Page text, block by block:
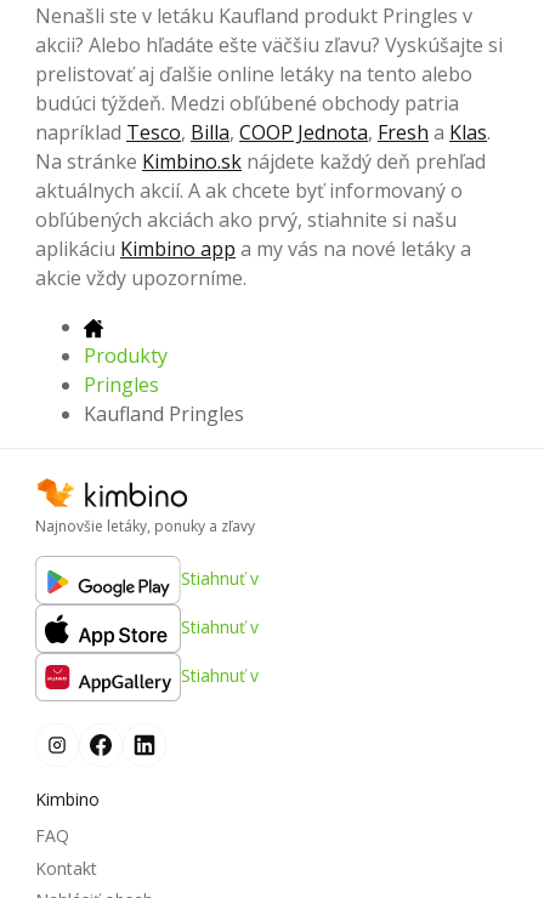
Nenašli ste v letáku Kaufland produkt Pringles v
akcii? Alebo hľadáte ešte väčšiu zľavu? Vyskúšajte si
prelistovať aj ďalšie online letáky na tento alebo
budúci týždeň. Medzi obľúbené obchody patria
napríklad Tesco, Billa, COOP Jednota, Fresh a Klas.
Na stránke Kimbino.sk nájdete každý deň prehľad
aktuálnych akcií. A ak chcete byť informovaný o
obľúbených akciách ako prvý, stiahnite si našu
aplikáciu Kimbino app a my vás na nové letáky a
akcie vždy upozorníme.
Produkty
Pringles
Kaufland Pringles
Najnovšie letáky, ponuky a zľavy
Stiahnuť v
Stiahnuť v
Stiahnuť v
Kimbino
FAQ
Kontakt